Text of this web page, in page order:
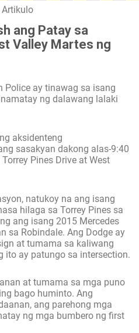
ang Patay sa
Valley Martes ng
Police ay tinawag sa isang
ng dalawang lalaki
aksidenteng
sasakyan dakong alas-9:40
Pines Drive at West
natukoy na ang isang
hilaga sa Torrey Pines sa
ang isang 2015 Mercedes
sa Robindale. Ang Dodge ay
at tumama sa kaliwang
ito ay patungo sa intersection.
at tumama sa mga puno
bago huminto. Ang
ang parehong mga
ng mga bumbero ng first